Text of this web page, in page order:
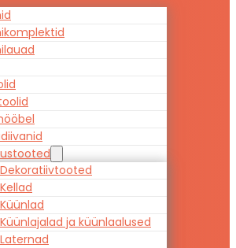
Dekoratiivtooted
Kellad
Küünlad
Küünlajalad ja küünlaalused
Laternad